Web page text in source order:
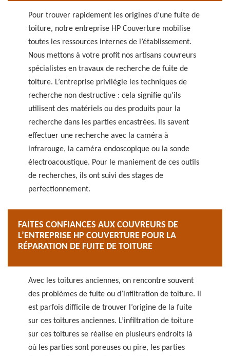
Pour trouver rapidement les origines d’une fuite de
toiture, notre entreprise HP Couverture mobilise
toutes les ressources internes de l’établissement.
Nous mettons à votre profit nos artisans couvreurs
spécialistes en travaux de recherche de fuite de
toiture. L’entreprise privilégie les techniques de
recherche non destructive : cela signifie qu'ils
utilisent des matériels ou des produits pour la
recherche dans les parties encastrées. Ils savent
effectuer une recherche avec la caméra à
infrarouge, la caméra endoscopique ou la sonde
électroacoustique. Pour le maniement de ces outils
de recherches, ils ont suivi des stages de
perfectionnement.
FAITES CONFIANCES AUX COUVREURS DE
L’ENTREPRISE HP COUVERTURE POUR LA
RÉPARATION DE FUITE DE TOITURE
Avec les toitures anciennes, on rencontre souvent
des problèmes de fuite ou d’infiltration de toiture. Il
est parfois difficile de trouver l’origine de la fuite
sur ces toitures anciennes. L’infiltration de toiture
sur ces toitures se réalise en plusieurs endroits là
où les parties sont poreuses ou pire, les parties